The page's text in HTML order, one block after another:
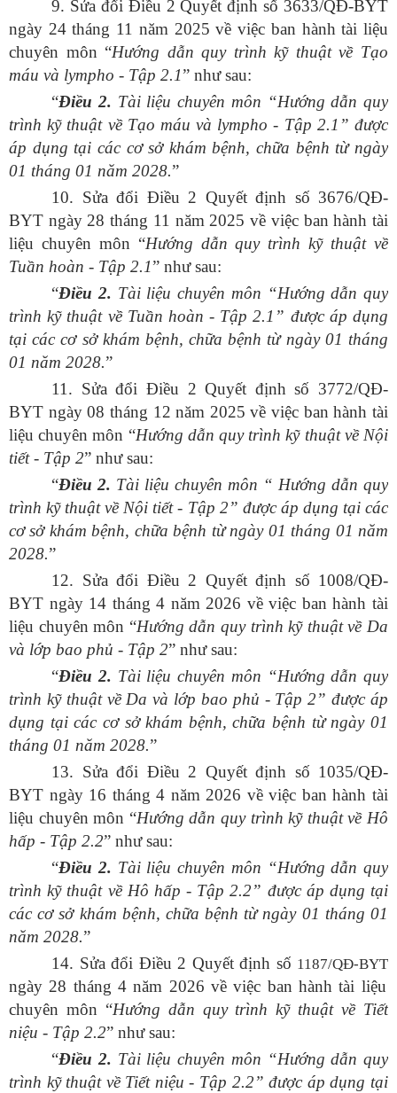
9. Sửa đổi Điều 2 Quyết định số 3633/QĐ-BYT
ngày 24 tháng 11 năm 2025 về việc ban hành tài liệu
chuyên môn “Hướng dẫn quy trình kỹ thuật về Tạo
máu và lympho - Tập 2.1” như sau:
“Điều 2. Tài liệu chuyên môn “Hướng dẫn quy
trình kỹ thuật về Tạo máu và lympho - Tập 2.1” được
áp dụng tại các cơ sở khám bệnh, chữa bệnh từ ngày
01 tháng 01 năm 2028.”
10. Sửa đổi Điều 2 Quyết định số 3676/QĐ-
BYT ngày 28 tháng 11 năm 2025 về việc ban hành tài
liệu chuyên môn “Hướng dẫn quy trình kỹ thuật về
Tuần hoàn - Tập 2.1” như sau:
“Điều 2. Tài liệu chuyên môn “Hướng dẫn quy
trình kỹ thuật về Tuần hoàn - Tập 2.1” được áp dụng
tại các cơ sở khám bệnh, chữa bệnh từ ngày 01 tháng
01 năm 2028.”
11. Sửa đổi Điều 2 Quyết định số 3772/QĐ-
BYT ngày 08 tháng 12 năm 2025 về việc ban hành tài
liệu chuyên môn “Hướng dẫn quy trình kỹ thuật về Nội
tiết - Tập 2” như sau:
“Điều 2. Tài liệu chuyên môn “ Hướng dẫn quy
trình kỹ thuật về Nội tiết - Tập 2” được áp dụng tại các
cơ sở khám bệnh, chữa bệnh từ ngày 01 tháng 01 năm
2028.”
12. Sửa đổi Điều 2 Quyết định số 1008/QĐ-
BYT ngày 14 tháng 4 năm 2026 về việc ban hành tài
liệu chuyên môn “Hướng dẫn quy trình kỹ thuật về Da
và lớp bao phủ - Tập 2” như sau:
“Điều 2. Tài liệu chuyên môn “Hướng dẫn quy
trình kỹ thuật về Da và lớp bao phủ - Tập 2” được áp
dụng tại các cơ sở khám bệnh, chữa bệnh từ ngày 01
tháng 01 năm 2028.”
13. Sửa đổi Điều 2 Quyết định số 1035/QĐ-
BYT ngày 16 tháng 4 năm 2026 về việc ban hành tài
liệu chuyên môn “Hướng dẫn quy trình kỹ thuật về Hô
hấp - Tập 2.2” như sau:
“Điều 2. Tài liệu chuyên môn “Hướng dẫn quy
trình kỹ thuật về Hô hấp - Tập 2.2” được áp dụng tại
các cơ sở khám bệnh, chữa bệnh từ ngày 01 tháng 01
năm 2028.”
14. Sửa đổi Điều 2 Quyết định số 1187/QĐ-BYT
ngày 28 tháng 4 năm 2026 về việc ban hành tài liệu
chuyên môn “Hướng dẫn quy trình kỹ thuật về Tiết
niệu - Tập 2.2” như sau:
“Điều 2. Tài liệu chuyên môn “Hướng dẫn quy
trình kỹ thuật về Tiết niệu - Tập 2.2” được áp dụng tại